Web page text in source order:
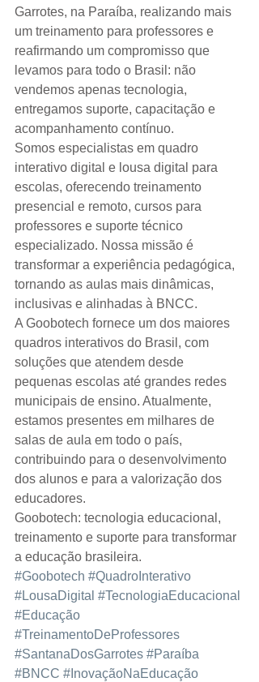
Garrotes, na Paraíba, realizando mais
um treinamento para professores e
reafirmando um compromisso que
levamos para todo o Brasil: não
vendemos apenas tecnologia,
entregamos suporte, capacitação e
acompanhamento contínuo.
Somos especialistas em quadro
interativo digital e lousa digital para
escolas, oferecendo treinamento
presencial e remoto, cursos para
professores e suporte técnico
especializado. Nossa missão é
transformar a experiência pedagógica,
tornando as aulas mais dinâmicas,
inclusivas e alinhadas à BNCC.
A Goobotech fornece um dos maiores
quadros interativos do Brasil, com
soluções que atendem desde
pequenas escolas até grandes redes
municipais de ensino. Atualmente,
estamos presentes em milhares de
salas de aula em todo o país,
contribuindo para o desenvolvimento
dos alunos e para a valorização dos
educadores.
Goobotech: tecnologia educacional,
treinamento e suporte para transformar
a educação brasileira.
#Goobotech #QuadroInterativo
#LousaDigital #TecnologiaEducacional
#Educação
#TreinamentoDeProfessores
#SantanaDosGarrotes #Paraíba
#BNCC #InovaçãoNaEducação